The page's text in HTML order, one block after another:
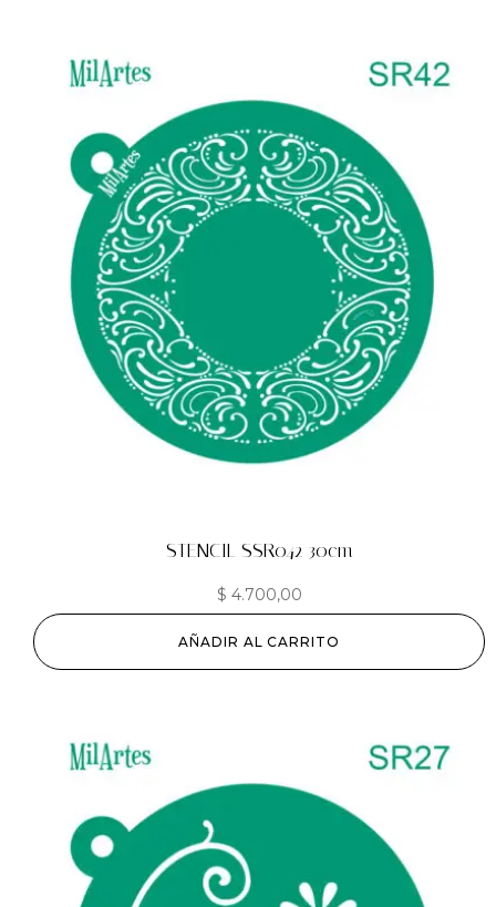
STENCIL SSR042 30cm
$ 4.700,00
AÑADIR AL CARRITO